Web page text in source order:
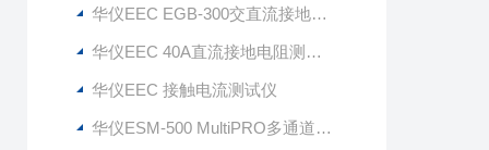
华仪EEC EGB-300交直流接地电阻测试仪
华仪EEC 40A直流接地电阻测试仪ESD-140
华仪EEC 接触电流测试仪
华仪ESM-500 MultiPRO多通道同步耐压测试仪